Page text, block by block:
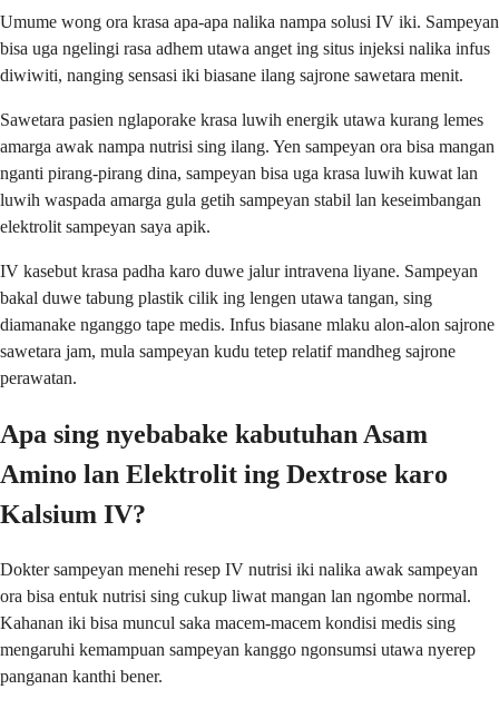
Umume wong ora krasa apa-apa nalika nampa solusi IV iki. Sampeyan
bisa uga ngelingi rasa adhem utawa anget ing situs injeksi nalika infus
diwiwiti, nanging sensasi iki biasane ilang sajrone sawetara menit.
Sawetara pasien nglaporake krasa luwih energik utawa kurang lemes
amarga awak nampa nutrisi sing ilang. Yen sampeyan ora bisa mangan
nganti pirang-pirang dina, sampeyan bisa uga krasa luwih kuwat lan
luwih waspada amarga gula getih sampeyan stabil lan keseimbangan
elektrolit sampeyan saya apik.
IV kasebut krasa padha karo duwe jalur intravena liyane. Sampeyan
bakal duwe tabung plastik cilik ing lengen utawa tangan, sing
diamanake nganggo tape medis. Infus biasane mlaku alon-alon sajrone
sawetara jam, mula sampeyan kudu tetep relatif mandheg sajrone
perawatan.
Apa sing nyebabake kabutuhan Asam
Amino lan Elektrolit ing Dextrose karo
Kalsium IV?
Dokter sampeyan menehi resep IV nutrisi iki nalika awak sampeyan
ora bisa entuk nutrisi sing cukup liwat mangan lan ngombe normal.
Kahanan iki bisa muncul saka macem-macem kondisi medis sing
mengaruhi kemampuan sampeyan kanggo ngonsumsi utawa nyerep
panganan kanthi bener.